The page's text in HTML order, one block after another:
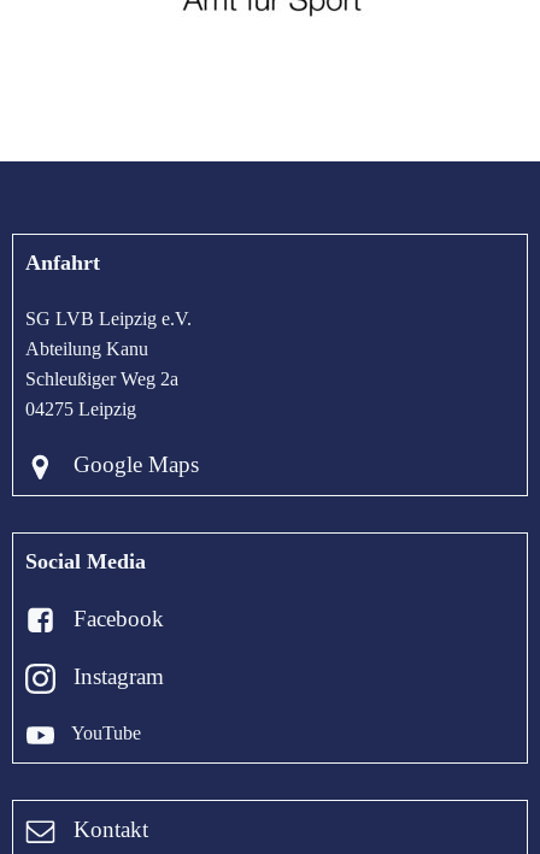
Anfahrt
SG LVB Leipzig e.V.
Abteilung Kanu
Schleußiger Weg 2a
04275 Leipzig
Google Maps
Social Media
Facebook
Instagram
YouTube
Kontakt